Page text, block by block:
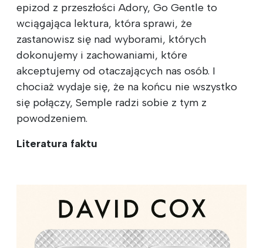
epizod z przeszłości Adory, Go Gentle to
wciągająca lektura, która sprawi, że
zastanowisz się nad wyborami, których
dokonujemy i zachowaniami, które
akceptujemy od otaczających nas osób. I
chociaż wydaje się, że na końcu nie wszystko
się połączy, Semple radzi sobie z tym z
powodzeniem.
Literatura faktu